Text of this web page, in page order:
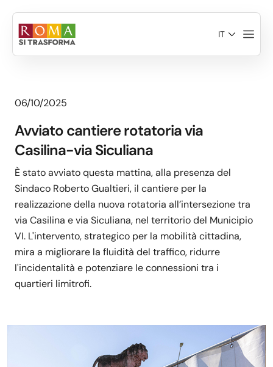
IT
06/10/2025
Avviato cantiere rotatoria via
Casilina-via Siculiana
È stato avviato questa mattina, alla presenza del
Sindaco Roberto Gualtieri, il cantiere per la
realizzazione della nuova rotatoria all’intersezione tra
via Casilina e via Siculiana, nel territorio del Municipio
VI. L'intervento, strategico per la mobilità cittadina,
mira a migliorare la fluidità del traffico, ridurre
l'incidentalità e potenziare le connessioni tra i
quartieri limitrofi.